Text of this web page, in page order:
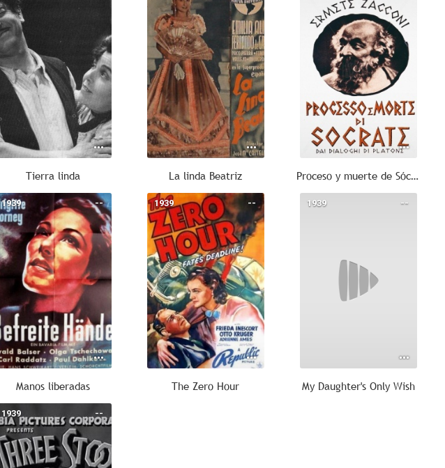
Tierra linda La linda Beatriz Proceso y muerte de Sócrates
--
1939
Manos liberadas
--
1939
The Zero Hour
--
1939
My Daughter's Only Wish
--
1939